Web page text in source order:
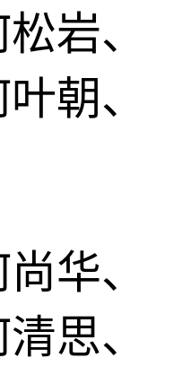
岩、
朝、
华、
思、